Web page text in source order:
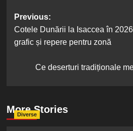
Post
navigation
Previous:
Cotele Dunării la Isaccea în
grafic și repere pentru zonă
Ce deserturi tradiționale
More Stories
Diverse